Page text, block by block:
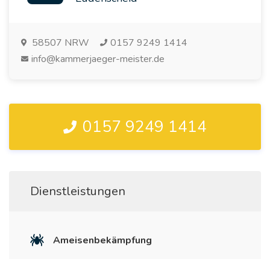
58507 NRW
0157 9249 1414
info@kammerjaeger-meister.de
0157 9249 1414
Dienstleistungen
Ameisenbekämpfung